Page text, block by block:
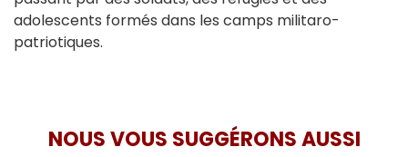
adolescents formés dans les camps militaro-
patriotiques.
NOUS VOUS SUGGÉRONS AUSSI